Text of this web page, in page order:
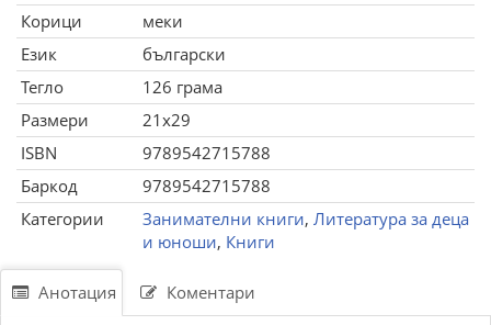
Корици
меки
Език
български
Тегло
126 грама
Размери
21x29
ISBN
9789542715788
Баркод
9789542715788
Категории
Занимателни книги, Литература за деца
и юноши, Книги
Анотация Коментари